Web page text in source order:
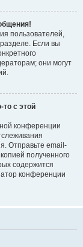
пользователей,
Если вы
они могут
с этой
конференции
Отправьте email-
полученного
содержится
конференции